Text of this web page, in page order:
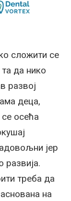
сложити се
да нико
развој
деца,
осећа
јер
развија.
треба да
на